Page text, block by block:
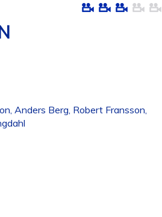
Anders Berg, Robert Fransson,